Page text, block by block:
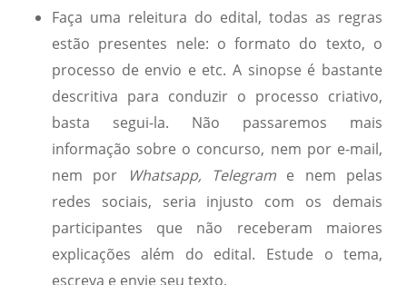
Faça uma releitura do edital, todas as regras
estão presentes nele: o formato do texto, o
processo de envio e etc. A sinopse é bastante
descritiva para conduzir o processo criativo,
basta segui-la. Não passaremos mais
informação sobre o concurso, nem por e-mail,
nem por
Whatsapp, Telegram e nem pelas
redes sociais, seria injusto com os demais
participantes que não receberam maiores
explicações além do edital. Estude o tema,
escreva e envie seu texto.